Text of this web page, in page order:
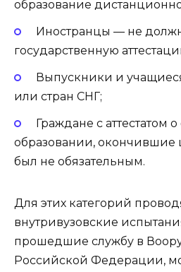
образование
Иностранцы — не
государственную
Выпускники и
или стран СНГ;
Граждане с аттестатом
образовании, окончившие
был не обязательным.
Для этих категорий
внутривузовские
прошедшие службу в
Российской Федерации,